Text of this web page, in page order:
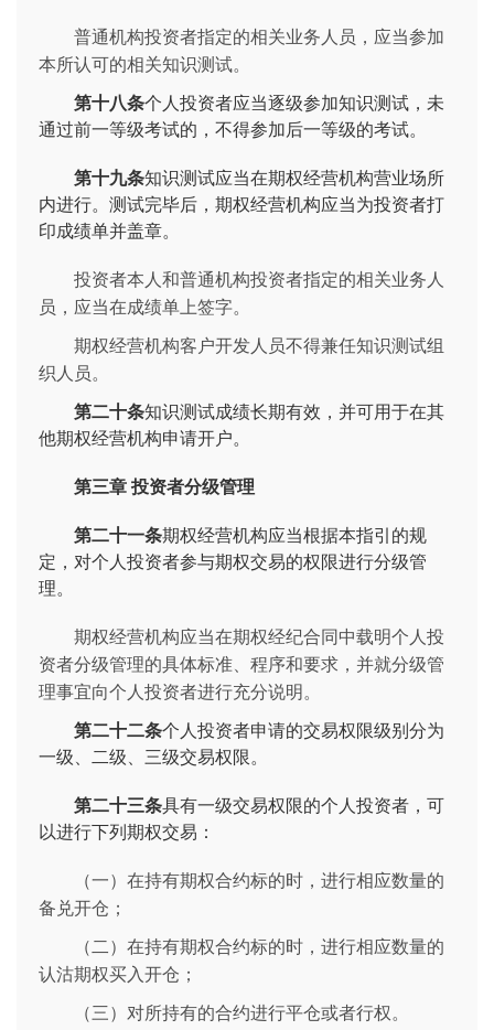
普通机构投资者指定的相关业务人员，应当参加
本所认可的相关知识测试。
第十八条个人投资者应当逐级参加知识测试，未
通过前一等级考试的，不得参加后一等级的考试。
第十九条知识测试应当在期权经营机构营业场所
内进行。测试完毕后，期权经营机构应当为投资者打
印成绩单并盖章。
投资者本人和普通机构投资者指定的相关业务人
员，应当在成绩单上签字。
期权经营机构客户开发人员不得兼任知识测试组
织人员。
第二十条知识测试成绩长期有效，并可用于在其
他期权经营机构申请开户。
第三章 投资者分级管理
第二十一条期权经营机构应当根据本指引的规
定，对个人投资者参与期权交易的权限进行分级管
理。
期权经营机构应当在期权经纪合同中载明个人投
资者分级管理的具体标准、程序和要求，并就分级管
理事宜向个人投资者进行充分说明。
第二十二条个人投资者申请的交易权限级别分为
一级、二级、三级交易权限。
第二十三条具有一级交易权限的个人投资者，可
以进行下列期权交易：
（一）在持有期权合约标的时，进行相应数量的
备兑开仓；
（二）在持有期权合约标的时，进行相应数量的
认沽期权买入开仓；
（三）对所持有的合约进行平仓或者行权。